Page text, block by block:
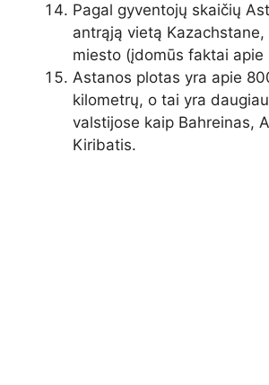
Pagal gyventojų skaičių
antrąją vietą
miesto (įdomūs faktai apie
Astanos plotas yra apie
kilometrų, o tai yra
valstijose kaip Bahreinas,
Kiribatis.